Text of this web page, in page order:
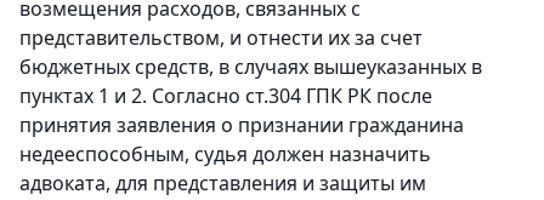
возмещения расходов, связанных с
представительством, и отнести их за счет
бюджетных средств, в случаях вышеуказанных в
пунктах 1 и 2. Согласно ст.304 ГПК РК после
принятия заявления о признании гражданина
недееспособным, судья должен назначить
адвоката, для представления и защиты им